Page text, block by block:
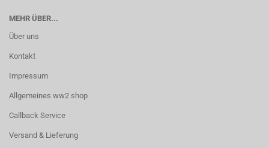
MEHR ÜBER...
Über uns
Kontakt
Impressum
Allgemeines ww2 shop
Callback Service
Versand & Lieferung